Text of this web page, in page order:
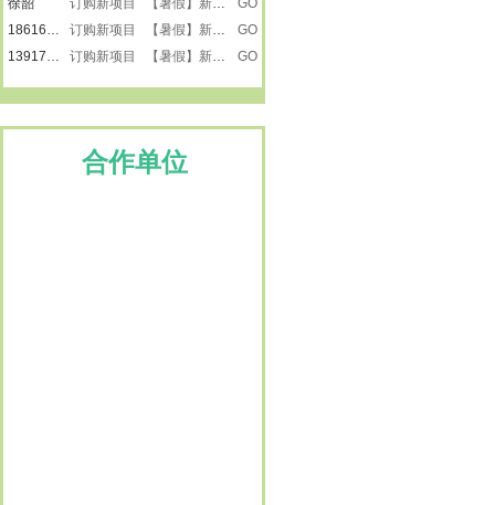
订购新项目 【暑假】新疆之南疆
GO
13917887615
订购新项目 【暑假】新疆之南疆
GO
13917887615
订购新项目 【暑假】新疆之南疆
GO
楚楚
订购新项目 景泰蓝
GO
合作单位